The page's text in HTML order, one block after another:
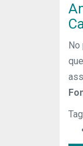
No